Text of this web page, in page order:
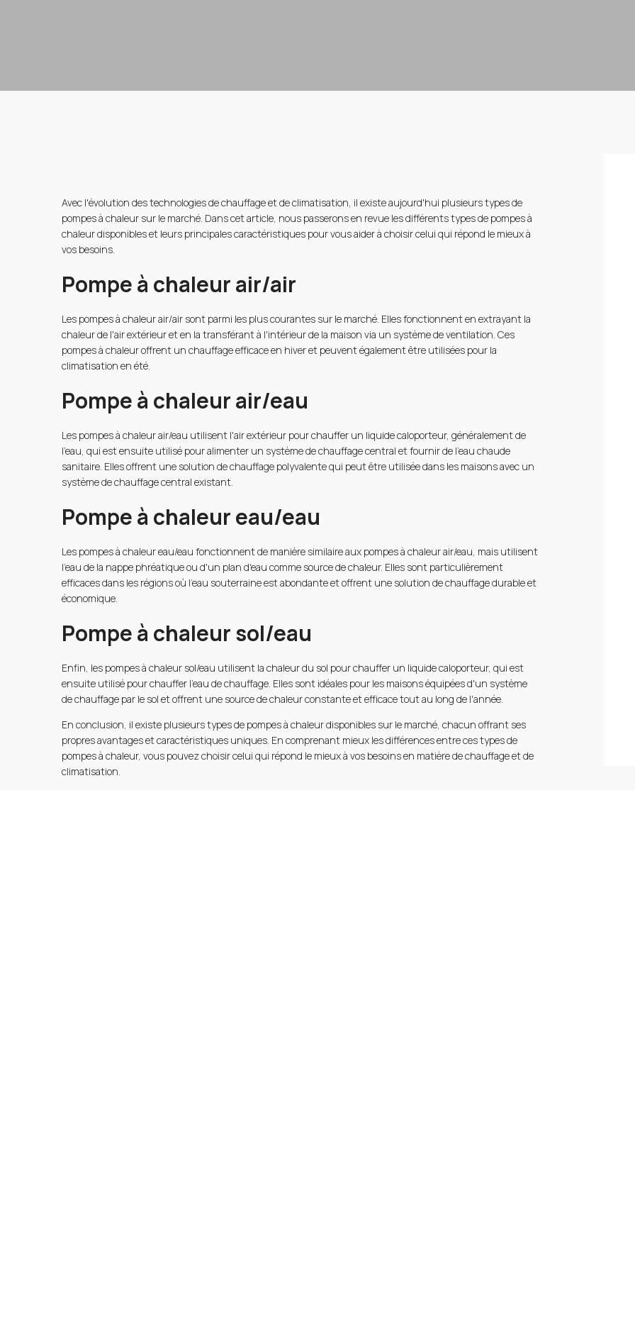
Avec l'évolution des technologies de chauffage et de climatisation, il existe aujourd'hui plusieurs types de
pompes à chaleur sur le marché. Dans cet article, nous passerons en revue les différents types de pompes à
chaleur disponibles et leurs principales caractéristiques pour vous aider à choisir celui qui répond le mieux à
vos besoins.
Pompe à chaleur air/air
Les pompes à chaleur air/air sont parmi les plus courantes sur le marché. Elles fonctionnent en extrayant la
chaleur de l'air extérieur et en la transférant à l'intérieur de la maison via un système de ventilation. Ces
pompes à chaleur offrent un chauffage efficace en hiver et peuvent également être utilisées pour la
climatisation en été.
Pompe à chaleur air/eau
Les pompes à chaleur air/eau utilisent l'air extérieur pour chauffer un liquide caloporteur, généralement de
l'eau, qui est ensuite utilisé pour alimenter un système de chauffage central et fournir de l'eau chaude
sanitaire. Elles offrent une solution de chauffage polyvalente qui peut être utilisée dans les maisons avec un
système de chauffage central existant.
Pompe à chaleur eau/eau
Les pompes à chaleur eau/eau fonctionnent de manière similaire aux pompes à chaleur air/eau, mais utilisent
l'eau de la nappe phréatique ou d'un plan d'eau comme source de chaleur. Elles sont particulièrement
efficaces dans les régions où l'eau souterraine est abondante et offrent une solution de chauffage durable et
économique.
Pompe à chaleur sol/eau
Enfin, les pompes à chaleur sol/eau utilisent la chaleur du sol pour chauffer un liquide caloporteur, qui est
ensuite utilisé pour chauffer l'eau de chauffage. Elles sont idéales pour les maisons équipées d'un système
de chauffage par le sol et offrent une source de chaleur constante et efficace tout au long de l'année.
En conclusion, il existe plusieurs types de pompes à chaleur disponibles sur le marché, chacun offrant ses
propres avantages et caractéristiques uniques. En comprenant mieux les différences entre ces types de
pompes à chaleur, vous pouvez choisir celui qui répond le mieux à vos besoins en matière de chauffage et de
climatisation.